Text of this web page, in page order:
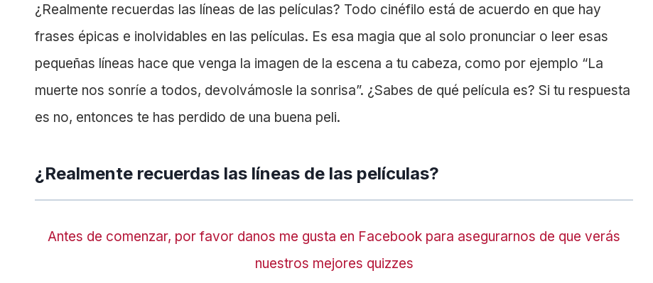
¿Realmente recuerdas las líneas de las películas? Todo cinéfilo está de acuerdo en que hay
frases épicas e inolvidables en las películas. Es esa magia que al solo pronunciar o leer esas
pequeñas líneas hace que venga la imagen de la escena a tu cabeza, como por ejemplo “La
muerte nos sonríe a todos, devolvámosle la sonrisa”. ¿Sabes de qué película es? Si tu respuesta
es no, entonces te has perdido de una buena peli.
¿Realmente recuerdas las líneas de las películas?
Antes de comenzar, por favor danos me gusta en Facebook para asegurarnos de que verás
nuestros mejores quizzes